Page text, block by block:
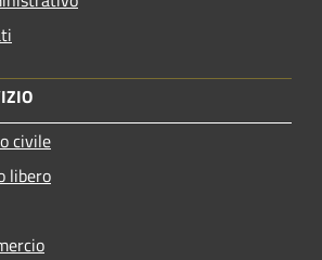
civile
libero